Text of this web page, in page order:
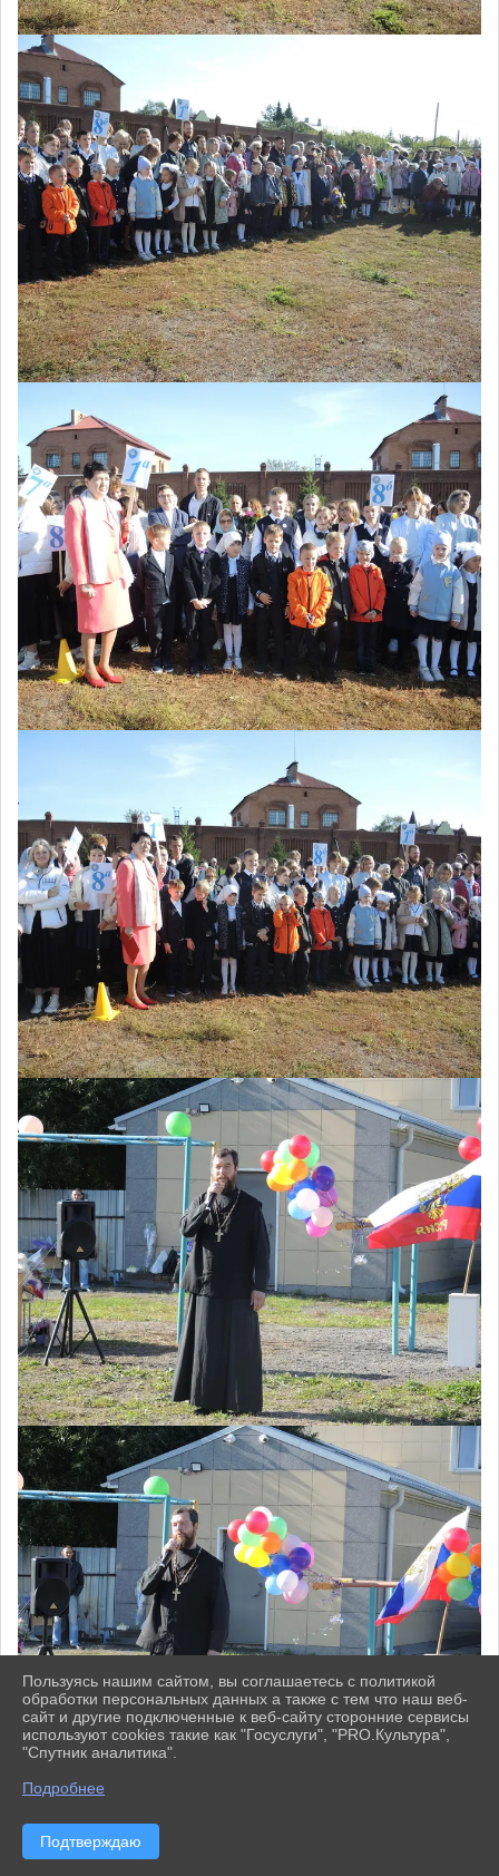
Пользуясь нашим сайтом, вы соглашаетесь с политикой
обработки персональных данных а также с тем что наш веб-
сайт и другие подключенные к веб-сайту сторонние сервисы
используют cookies такие как "Госуслуги", "PRO.Культура",
"Спутник аналитика".
Подробнее
Подтверждаю